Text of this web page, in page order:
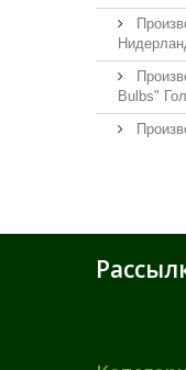
Bulbs"